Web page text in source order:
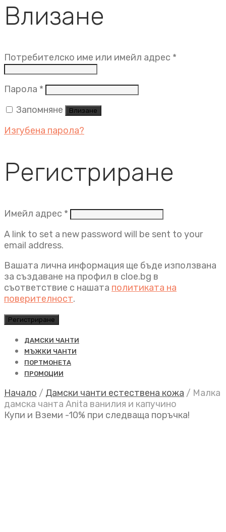
Влизане
Потребителско име или имейл адрес *
Парола * Задължително
Запомняне
Влизане
Изгубена парола?
Регистриране
Имейл адрес * Задължително
A link to set a new password will be sent to your
email address.
Вашата лична информация ще бъде използвана
за създаване на профил в cloe.bg в
съответствие с нашата политиката на
поверителност.
Регистриране
ДАМСКИ ЧАНТИ
МЪЖКИ ЧАНТИ
ПОРТМОНЕТА
ПРОМОЦИИ
Начало / Дамски чанти естествена кожа / Малка
дамска чанта Anita ванилия и капучино
Купи и Вземи -10% при следваща поръчка!